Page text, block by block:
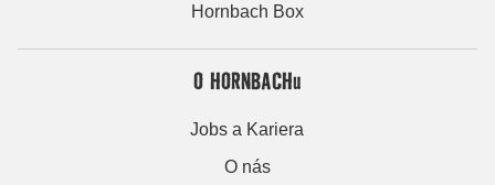
Hornbach Box
O HORNBACHu
Jobs a Kariera
O nás